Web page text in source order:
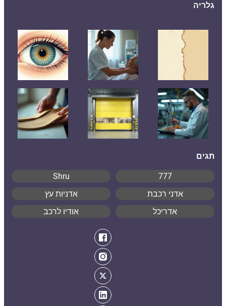
גלריה
תגים
777
Shru
אדני רכבת
אדניות עץ
אדריכל
אודיו לרכב